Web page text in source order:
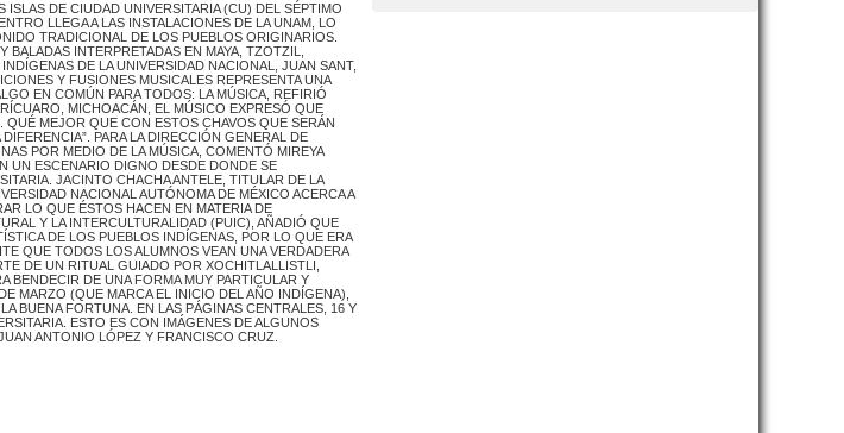
DE CIUDAD UNIVERSITARIA (CU) DEL SÉPTIMO
LLEGA A LAS INSTALACIONES DE LA UNAM, LO
TRADICIONAL DE LOS PUEBLOS ORIGINARIOS.
BALADAS INTERPRETADAS EN MAYA, TZOTZIL,
DE LA UNIVERSIDAD NACIONAL, JUAN SANT,
Y FUSIONES MUSICALES REPRESENTA UNA
EN COMÚN PARA TODOS: LA MÚSICA, REFIRIÓ
MICHOACÁN, EL MÚSICO EXPRESÓ QUE
MEJOR QUE CON ESTOS CHAVOS QUE SERÁN
PARA LA DIRECCIÓN GENERAL DE
POR MEDIO DE LA MÚSICA, COMENTÓ MIREYA
UN ESCENARIO DIGNO DESDE DONDE SE
JACINTO CHACHA ANTELE, TITULAR DE LA
NACIONAL AUTÓNOMA DE MÉXICO ACERCA A
LO QUE ÉSTOS HACEN EN MATERIA DE
Y LA INTERCULTURALIDAD (PUIC), AÑADIÓ QUE
DE LOS PUEBLOS INDÍGENAS, POR LO QUE ERA
QUE TODOS LOS ALUMNOS VEAN UNA VERDADERA
DE UN RITUAL GUIADO POR XOCHITLALLISTLI,
BENDECIR DE UNA FORMA MUY PARTICULAR Y
MARZO (QUE MARCA EL INICIO DEL AÑO INDÍGENA),
BUENA FORTUNA. EN LAS PÁGINAS CENTRALES, 16 Y
ESTO ES CON IMÁGENES DE ALGUNOS
ANTONIO LÓPEZ Y FRANCISCO CRUZ.